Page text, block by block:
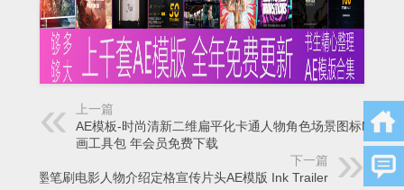
上一篇
AE模板-时尚清新二维扁平化卡通人物角色场景图标MG动
画工具包 年会员免费下载
下一篇
水墨笔刷电影人物介绍定格宣传片头AE模版 Ink Trailer